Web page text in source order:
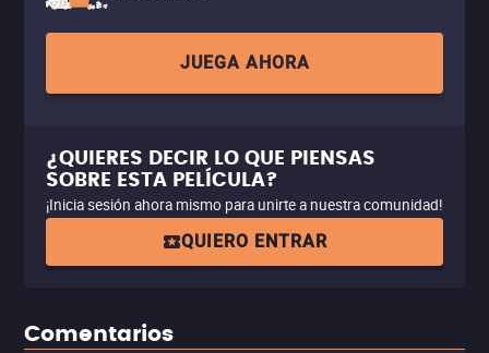
JUEGA AHORA
¿QUIERES DECIR LO QUE PIENSAS
SOBRE ESTA PELÍCULA?
¡Inicia sesión ahora mismo para unirte a nuestra comunidad!
QUIERO ENTRAR
Comentarios